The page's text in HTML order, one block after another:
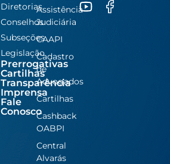
Diretorias
Conselhos
Subseções
Legislação
Prerrogativas
Cartilhas
Transparência
Imprensa
Fale
Conosco
Assistência
Judiciária
CAAPI
Cadastro
de
Advogados
Cartilhas
Cashback
OABPI
Central
Alvarás